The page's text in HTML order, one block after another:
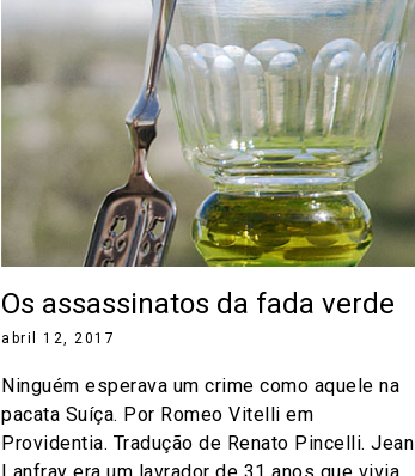
Os assassinatos da fada verde
abril 12, 2017
Ninguém esperava um crime como aquele na
pacata Suíça. Por Romeo Vitelli em
Providentia. Tradução de Renato Pincelli. Jean